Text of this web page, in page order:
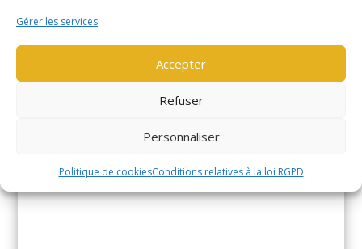
Gérer les services
Accepter
Refuser
Personnaliser
Politique de cookiesConditions relatives à la loi RGPD